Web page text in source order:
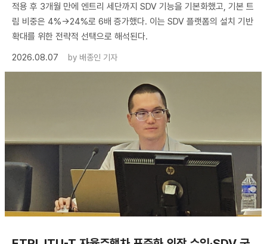
적용 후 3개월 만에 엔트리 세단까지 SDV 기능을 기본화했고, 기본 트
림 비중은 4%→24%로 6배 증가했다. 이는 SDV 플랫폼의 설치 기반
확대를 위한 전략적 선택으로 해석된다.
2026.08.07
by 배종인 기자